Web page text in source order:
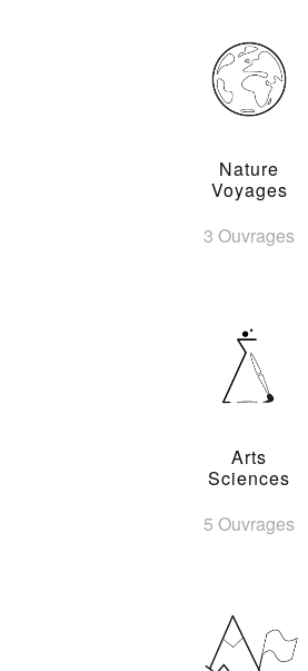
Nature
Voyages
3 Ouvrages
Arts
Sciences
5 Ouvrages